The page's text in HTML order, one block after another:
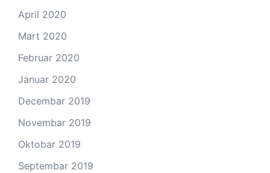
April 2020
Mart 2020
Februar 2020
Januar 2020
Decembar 2019
Novembar 2019
Oktobar 2019
Septembar 2019